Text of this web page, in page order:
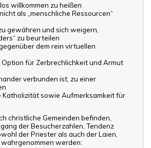
willkommen zu heißen
als „menschliche Ressourcen“
gewähren und sich weigern,
zu beurteilen
dem rein virtuellen
für Zerbrechlichkeit und Armut
verbunden ist, zu einer
Katholizität sowie Aufmerksamkeit für
christliche Gemeinden befinden,
der Besucherzahlen, Tendenz
der Priester als auch der Laien,
werden: